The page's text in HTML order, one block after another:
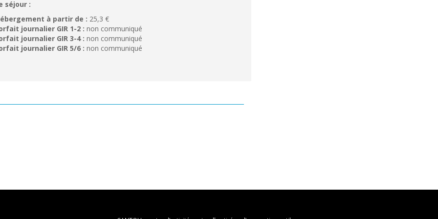
séjour :
à partir de : 25,3 €
journalier GIR 1-2 : non communiqué
journalier GIR 3-4 : non communiqué
journalier GIR 5/6 : non communiqué